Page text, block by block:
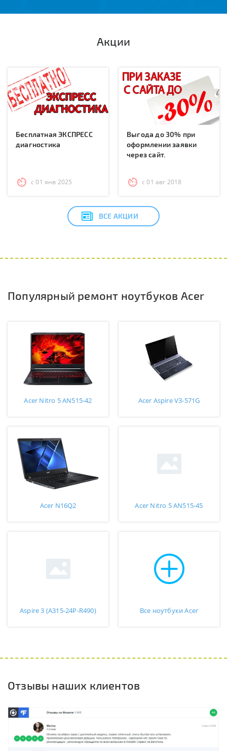
Акции
Бесплатная ЭКСПРЕСС
диагностика
с 01 янв 2025
Выгода до 30% при
оформлении заявки
через сайт.
с 01 авг 2018
ВСЕ АКЦИИ
Популярный ремонт ноутбуков Acer
Acer Nitro 5 AN515-42 Acer Aspire V3-571G
Acer N16Q2 Acer Nitro 5 AN515-45
Aspire 3 (A315-24P-R490) Все ноутбуки Acer
Отзывы наших клиентов